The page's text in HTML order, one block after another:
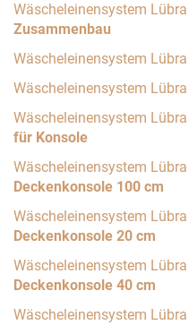
Wäscheleinensystem Lübra
Zusammenbau
Wäscheleinensystem Lübra
Wäscheleinensystem Lübra
Wäscheleinensystem Lübra
für Konsole
Wäscheleinensystem Lübra
Deckenkonsole 100 cm
Wäscheleinensystem Lübra
Deckenkonsole 20 cm
Wäscheleinensystem Lübra
Deckenkonsole 40 cm
Wäscheleinensystem Lübra